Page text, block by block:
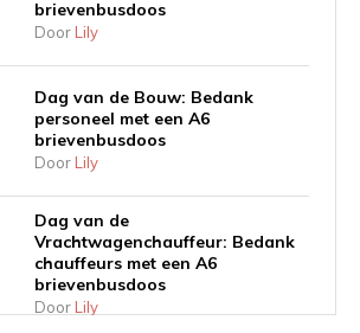
brievenbusdoos
Door Lily
Dag van de Bouw: Bedank
personeel met een A6
brievenbusdoos
Door Lily
Dag van de
Vrachtwagenchauffeur: Bedank
chauffeurs met een A6
brievenbusdoos
Door Lily